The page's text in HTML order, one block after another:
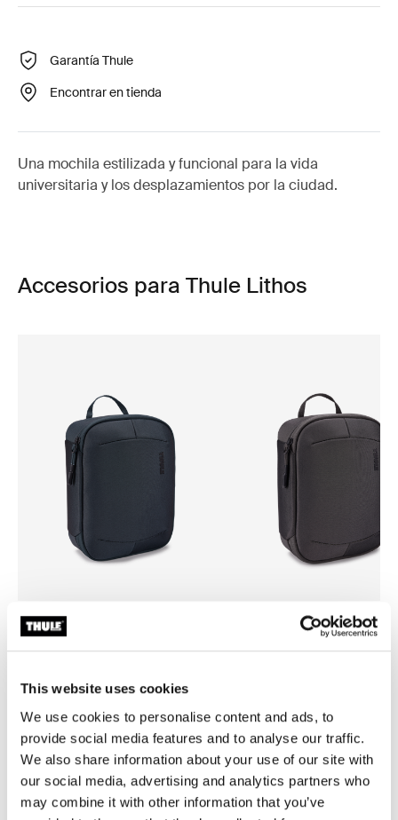
This website uses cookies
We use cookies to personalise content and ads, to
provide social media features and to analyse our traffic.
We also share information about your use of our site with
our social media, advertising and analytics partners who
may combine it with other information that you’ve
Garantía Thule
Encontrar en tienda
Una mochila estilizada y funcional para la vida
universitaria y los desplazamientos por la ciudad.
Accesorios para Thule Lithos
Thule Subterra 2 powershuttle
organizador de dispositivos
Thule Subterra 2
organizador de dispositivos
Toggle overview
Descripción del producto